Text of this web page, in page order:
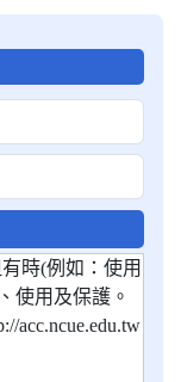
時(例如：使用
使用及保護。